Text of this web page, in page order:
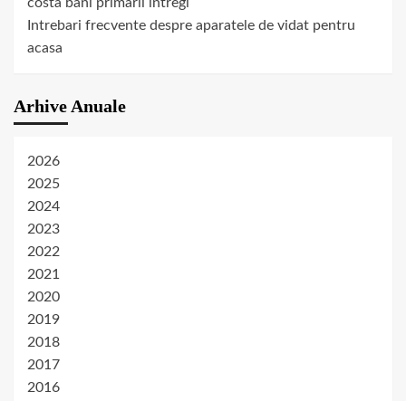
costa bani primarii intregi
Intrebari frecvente despre aparatele de vidat pentru
acasa
Arhive Anuale
2026
2025
2024
2023
2022
2021
2020
2019
2018
2017
2016